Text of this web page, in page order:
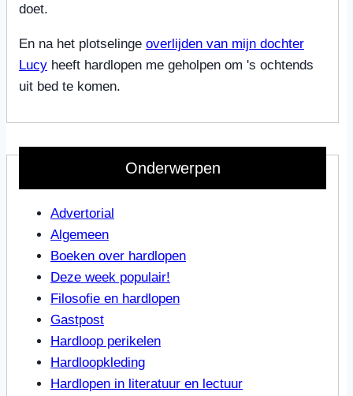
doet.
En na het plotselinge overlijden van mijn dochter
Lucy heeft hardlopen me geholpen om 's ochtends
uit bed te komen.
Onderwerpen
Advertorial
Algemeen
Boeken over hardlopen
Deze week populair!
Filosofie en hardlopen
Gastpost
Hardloop perikelen
Hardloopkleding
Hardlopen in literatuur en lectuur